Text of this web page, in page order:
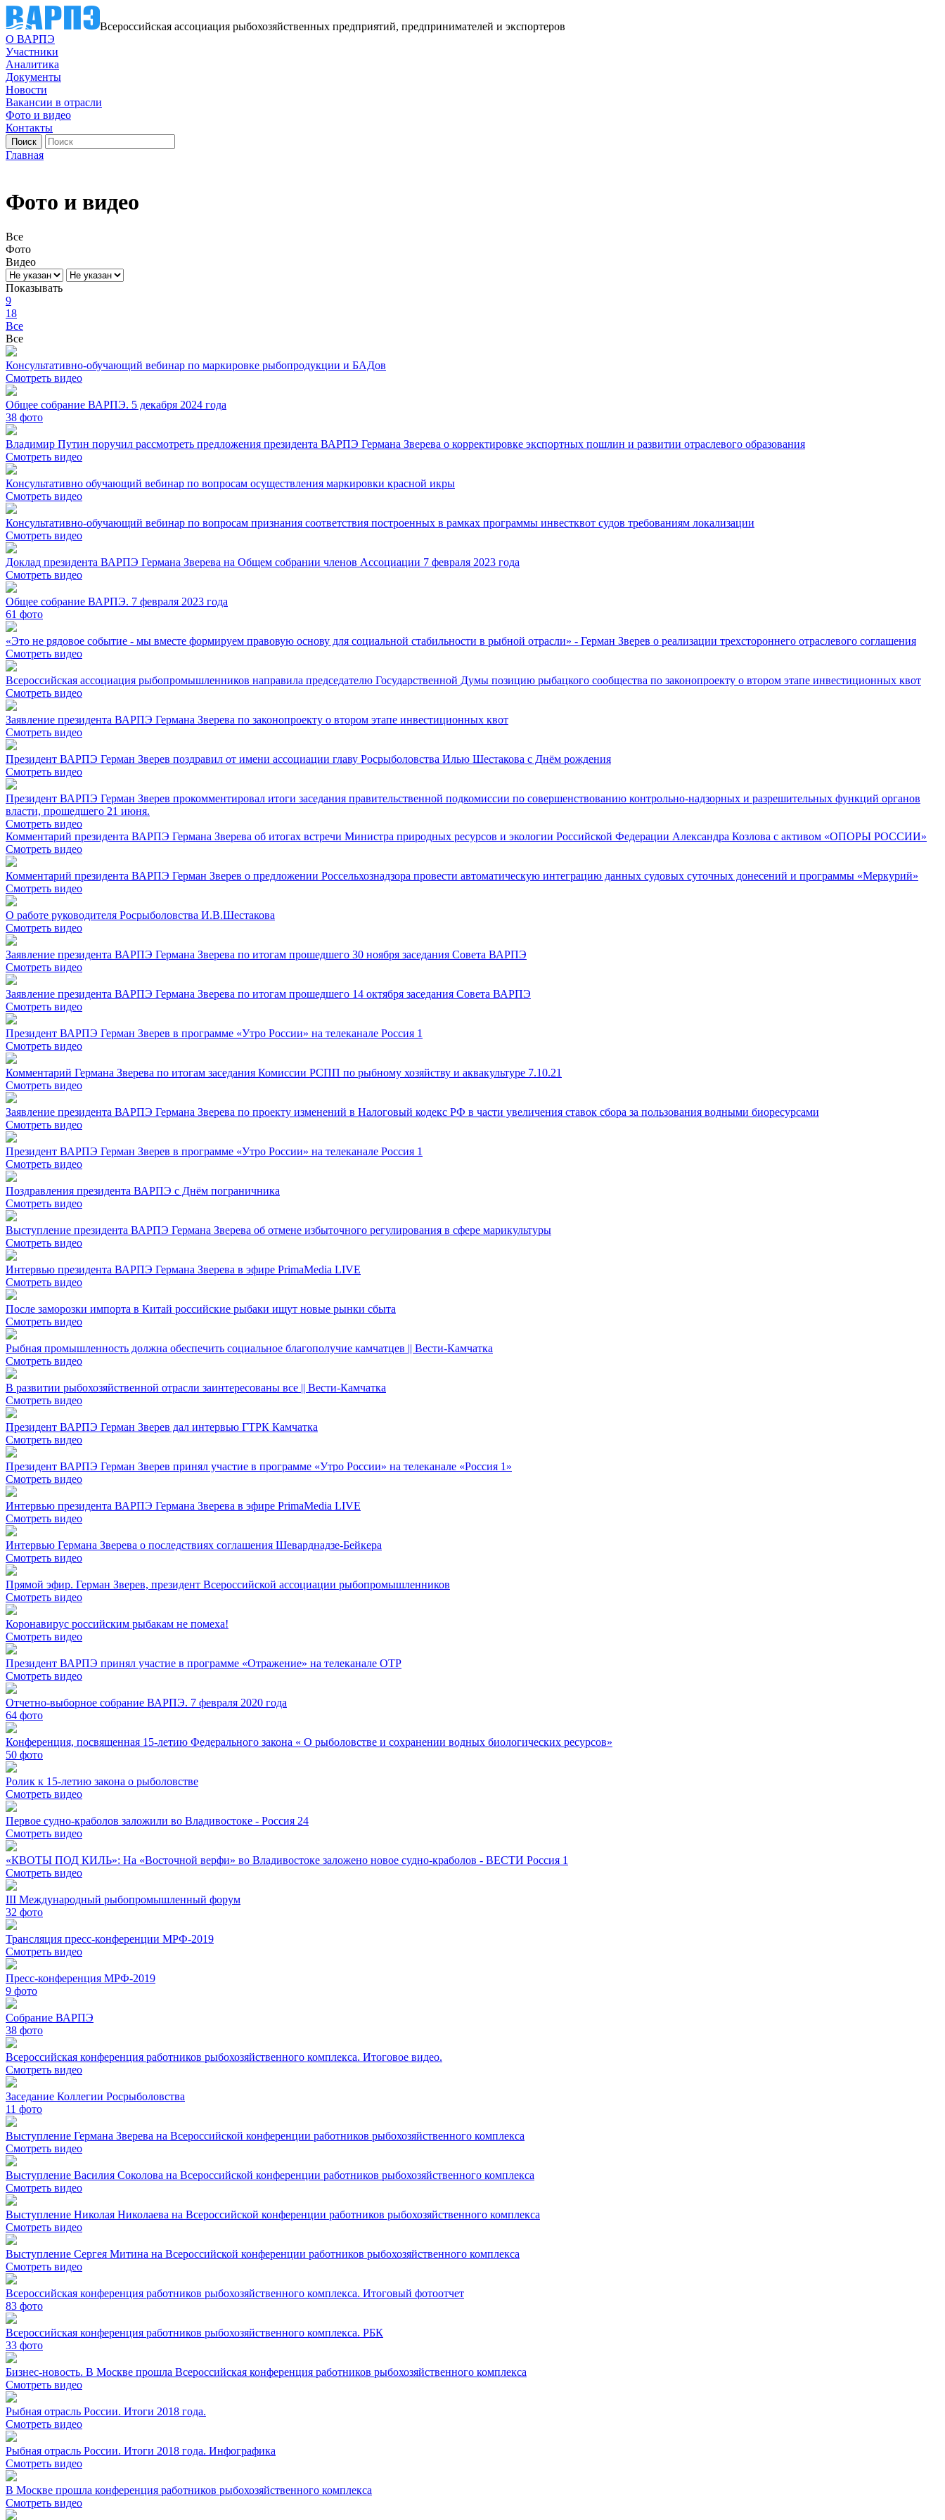
Всероссийская ассоциация рыбохозяйственных предприятий, предпринимателей и экспортеров
О ВАРПЭ
Участники
Аналитика
Документы
Новости
Вакансии в отрасли
Фото и видео
Контакты
Главная
Фото и видео
Все
Фото
Видео
Показывать
9
18
Все
Все
Консультативно-обучающий вебинар по маркировке рыбопродукции и БАДов
Смотреть видео
Общее собрание ВАРПЭ. 5 декабря 2024 года
38 фото
Владимир Путин поручил рассмотреть предложения президента ВАРПЭ Германа Зверева о корректировке экспортных пошлин и развитии отраслевого образования
Смотреть видео
Консультативно обучающий вебинар по вопросам осуществления маркировки красной икры
Смотреть видео
Консультативно-обучающий вебинар по вопросам признания соответствия построенных в рамках программы инвестквот судов требованиям локализации
Смотреть видео
Доклад президента ВАРПЭ Германа Зверева на Общем собрании членов Ассоциации 7 февраля 2023 года
Смотреть видео
Общее собрание ВАРПЭ. 7 февраля 2023 года
61 фото
«Это не рядовое событие - мы вместе формируем правовую основу для социальной стабильности в рыбной отрасли» - Герман Зверев о реализации трехстороннего отраслевого соглашения
Смотреть видео
Всероссийская ассоциация рыбопромышленников направила председателю Государственной Думы позицию рыбацкого сообщества по законопроекту о втором этапе инвестиционных квот
Смотреть видео
Заявление президента ВАРПЭ Германа Зверева по законопроекту о втором этапе инвестиционных квот
Смотреть видео
Президент ВАРПЭ Герман Зверев поздравил от имени ассоциации главу Росрыболовства Илью Шестакова с Днём рождения
Смотреть видео
Президент ВАРПЭ Герман Зверев прокомментировал итоги заседания правительственной подкомиссии по совершенствованию контрольно-надзорных и разрешительных функций органов
власти, прошедшего 21 июня.
Смотреть видео
Комментарий президента ВАРПЭ Германа Зверева об итогах встречи Министра природных ресурсов и экологии Российской Федерации Александра Козлова с активом «ОПОРЫ РОССИИ»
Смотреть видео
Комментарий президента ВАРПЭ Герман Зверев о предложении Россельхознадзора провести автоматическую интеграцию данных судовых суточных донесений и программы «Меркурий»
Смотреть видео
О работе руководителя Росрыболовства И.В.Шестакова
Смотреть видео
Заявление президента ВАРПЭ Германа Зверева по итогам прошедшего 30 ноября заседания Совета ВАРПЭ
Смотреть видео
Заявление президента ВАРПЭ Германа Зверева по итогам прошедшего 14 октября заседания Совета ВАРПЭ
Смотреть видео
Президент ВАРПЭ Герман Зверев в программе «Утро России» на телеканале Россия 1
Смотреть видео
Комментарий Германа Зверева по итогам заседания Комиссии РСПП по рыбному хозяйству и аквакультуре 7.10.21
Смотреть видео
Заявление президента ВАРПЭ Германа Зверева по проекту изменений в Налоговый кодекс РФ в части увеличения ставок сбора за пользования водными биоресурсами
Смотреть видео
Президент ВАРПЭ Герман Зверев в программе «Утро России» на телеканале Россия 1
Смотреть видео
Поздравления президента ВАРПЭ с Днём пограничника
Смотреть видео
Выступление президента ВАРПЭ Германа Зверева об отмене избыточного регулирования в сфере марикультуры
Смотреть видео
Интервью президента ВАРПЭ Германа Зверева в эфире PrimaMedia LIVE
Смотреть видео
После заморозки импорта в Китай российские рыбаки ищут новые рынки сбыта
Смотреть видео
Рыбная промышленность должна обеспечить социальное благополучие камчатцев || Вести-Камчатка
Смотреть видео
В развитии рыбохозяйственной отрасли заинтересованы все || Вести-Камчатка
Смотреть видео
Президент ВАРПЭ Герман Зверев дал интервью ГТРК Камчатка
Смотреть видео
Президент ВАРПЭ Герман Зверев принял участие в программе «Утро России» на телеканале «Россия 1»
Смотреть видео
Интервью президента ВАРПЭ Германа Зверева в эфире PrimaMedia LIVE
Смотреть видео
Интервью Германа Зверева о последствиях соглашения Шеварднадзе-Бейкера
Смотреть видео
Прямой эфир. Герман Зверев, президент Всероссийской ассоциации рыбопромышленников
Смотреть видео
Коронавирус российским рыбакам не помеха!
Смотреть видео
Президент ВАРПЭ принял участие в программе «Отражение» на телеканале ОТР
Смотреть видео
Отчетно-выборное собрание ВАРПЭ. 7 февраля 2020 года
64 фото
Конференция, посвященная 15-летию Федерального закона « О рыболовстве и сохранении водных биологических ресурсов»
50 фото
Ролик к 15-летию закона о рыболовстве
Смотреть видео
Первое судно-краболов заложили во Владивостоке - Россия 24
Смотреть видео
«КВОТЫ ПОД КИЛЬ»: На «Восточной верфи» во Владивостоке заложено новое судно-краболов - ВЕСТИ Россия 1
Смотреть видео
III Международный рыбопромышленный форум
32 фото
Трансляция пресс-конференции МРФ-2019
Смотреть видео
Пресс-конференция МРФ-2019
9 фото
Собрание ВАРПЭ
38 фото
Всероссийская конференция работников рыбохозяйственного комплекса. Итоговое видео.
Смотреть видео
Заседание Коллегии Росрыболовства
11 фото
Выступление Германа Зверева на Всероссийской конференции работников рыбохозяйственного комплекса
Смотреть видео
Выступление Василия Соколова на Всероссийской конференции работников рыбохозяйственного комплекса
Смотреть видео
Выступление Николая Николаева на Всероссийской конференции работников рыбохозяйственного комплекса
Смотреть видео
Выступление Сергея Митина на Всероссийской конференции работников рыбохозяйственного комплекса
Смотреть видео
Всероссийская конференция работников рыбохозяйственного комплекса. Итоговый фотоотчет
83 фото
Всероссийская конференция работников рыбохозяйственного комплекса. РБК
33 фото
Бизнес-новость. В Москве прошла Всероссийская конференция работников рыбохозяйственного комплекса
Смотреть видео
Рыбная отрасль России. Итоги 2018 года.
Смотреть видео
Рыбная отрасль России. Итоги 2018 года. Инфографика
Смотреть видео
В Москве прошла конференция работников рыбохозяйственного комплекса
Смотреть видео